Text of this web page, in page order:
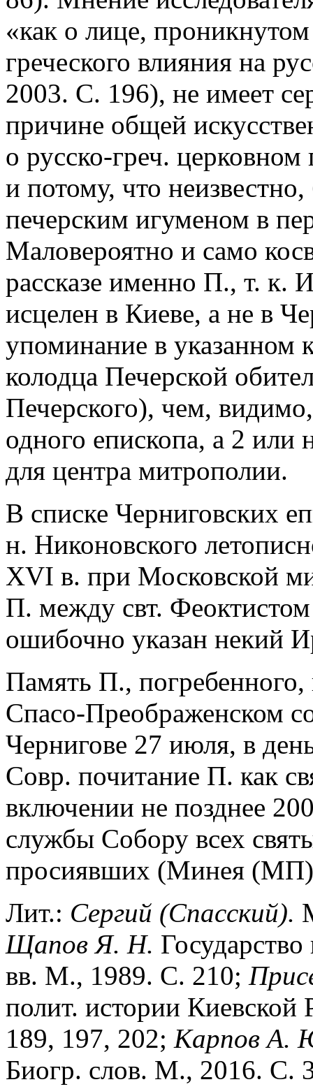
«как о лице,
греческого влияния на
2003. С. 196), не имеет
причине общей
о русско-греч.
и потому, что
печерским игуменом в
Маловероятно и само
рассказе именно П., т. к.
исцелен в Киеве, а не в
упоминание в указанном
колодца Печерской
Печерского), чем,
одного епископа, а 2 или
для центра митрополии.
В списке Черниговских
н. Никоновского
XVI в. при Московской
П. между свт.
ошибочно указан некий
Память П.,
Спасо-Преображенском
Чернигове 27 июля, в
Совр. почитание П. как
включении не позднее
службы Собору всех
просиявших (Минея
Лит.: Сергий (Спасский).
Щапов Я. Н.
вв. М., 1989. С. 210;
полит. истории
189, 197, 202; Карпов А.
Биогр. слов. М., 2016. С.